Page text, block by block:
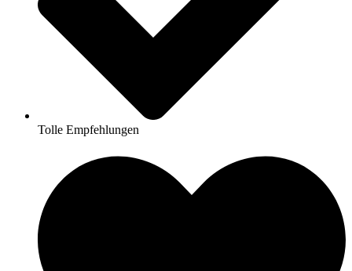
Tolle Empfehlungen